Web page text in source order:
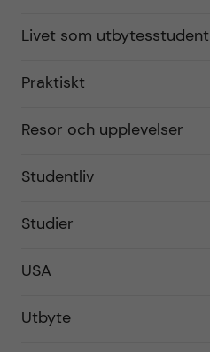
Livet som utbytesstudent
Praktiskt
Resor och upplevelser
Studentliv
Studier
USA
Utbyte